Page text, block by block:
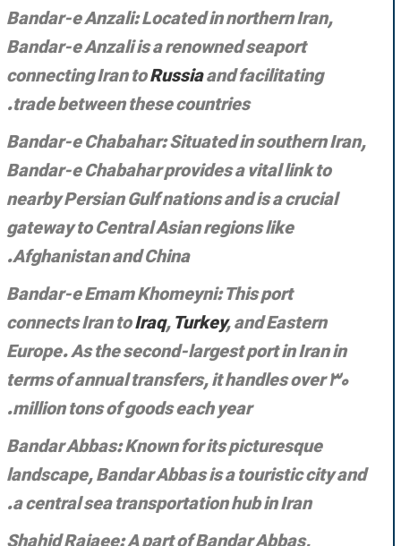
Bandar-e Anzali: Located in northern Iran,
Bandar-e Anzali is a renowned seaport
connecting Iran toRussiaand facilitating
trade between these countries.
Bandar-e Chabahar: Situated in southern Iran,
Bandar-e Chabahar provides a vital link to
nearby Persian Gulf nations and is a crucial
gateway to Central Asian regions like
Afghanistan and China.
Bandar-e Emam Khomeyni: This port
connects Iran toIraq,Turkey, and Eastern
Europe. As the second-largest port in Iran in
terms of annual transfers, it handles over 30
million tons of goods each year.
Bandar Abbas: Known for its picturesque
landscape, Bandar Abbas is a touristic city and
a central sea transportation hub in Iran.